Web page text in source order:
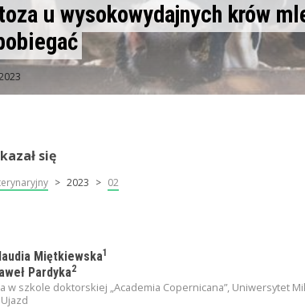
u wysokowydajnych krów
się
2023 02
Miętkiewska1
Pardyka2
w szkole doktorskiej „Academia Copernicana”, Uniwersytet